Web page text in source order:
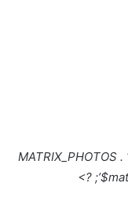
//= ($match[“HomeTeamSmallLogo’]) ? MATRIX_PHOTOS .